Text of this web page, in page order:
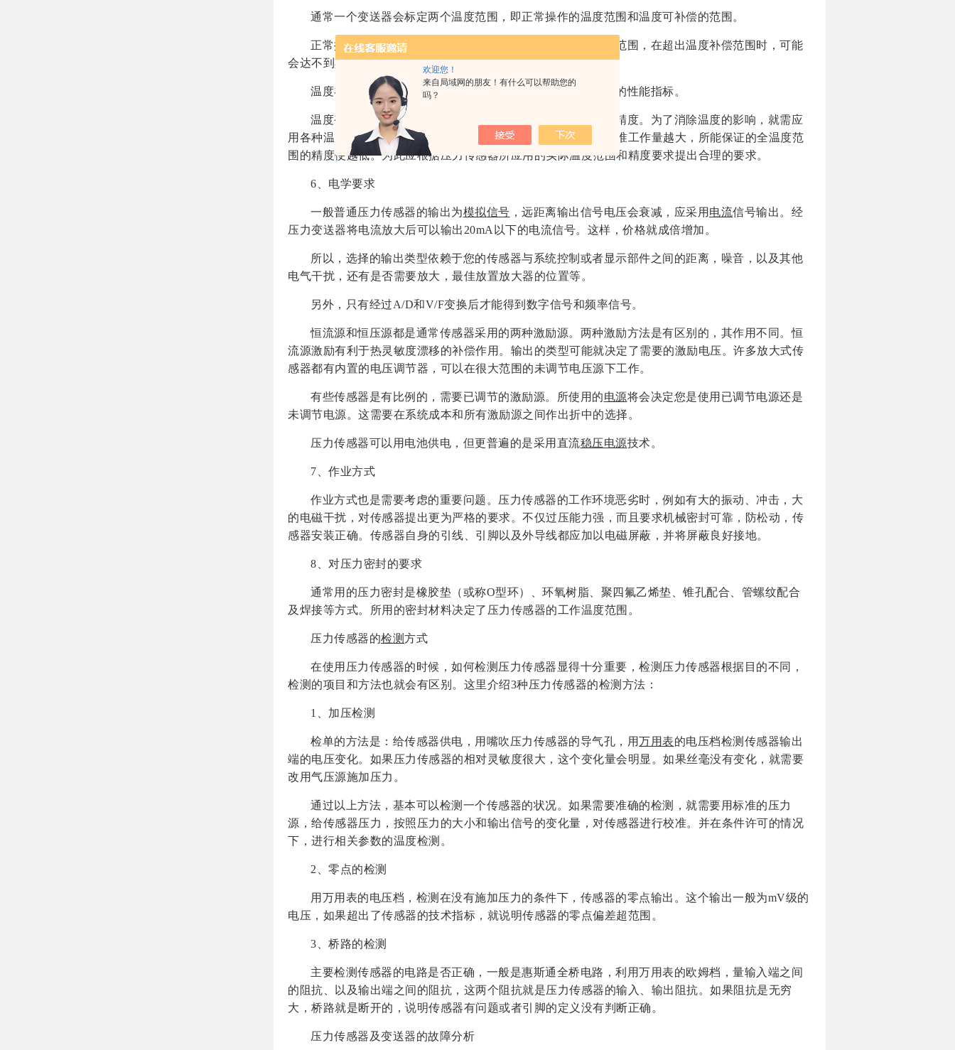
欢迎您！
来自局域网的朋友！有什么可以帮助您的
吗？
通常一个变送器会标定两个温度范围，即正常操作的温度范围和温度可补偿的范围。
正常操作温度范围：指产品在工作状态下不被破坏时的温度范围，在超出温度补偿范围时，可能
会达不到其应用的性能指标。
温度补偿范围：在这个范围内工作，产品肯定会达到其应有的性能指标。
温度变化影响着零点漂移和满量程输出，影响压力传感器的精度。为了消除温度的影响，就需应
用各种温度补偿技术。温度范围越宽，补偿技术难度越大，且校准工作量越大，所能保证的全温度范
围的精度便越低。为此应根据压力传感器所应用的实际温度范围和精度要求提出合理的要求。
6、电学要求
一般普通压力传感器的输出为模拟信号 ，远距离输出信号电压会衰减，应采用 电流信号输出。经
压力变送器将电流放大后可以输出20mA以下的电流信号。这样，价格就成倍增加。
所以，选择的输出类型依赖于您的传感器与系统控制或者显示部件之间的距离，噪音，以及其他
电气干扰，还有是否需要放大，最佳放置放大器的位置等。
另外，只有经过A/D和V/F变换后才能得到数字信号和频率信号。
恒流源和恒压源都是通常传感器采用的两种激励源。两种激励方法是有区别的，其作用不同。恒
流源激励有利于热灵敏度漂移的补偿作用。输出的类型可能就决定了需要的激励电压。许多放大式传
感器都有内置的电压调节器，可以在很大范围的未调节电压源下工作。
有些传感器是有比例的，需要已调节的激励源。所使用的电源将会决定您是使用已调节电源还是
未调节电源。这需要在系统成本和所有激励源之间作出折中的选择。
压力传感器可以用电池供电，但更普遍的是采用直流稳压电源技术。
7、作业方式
作业方式也是需要考虑的重要问题。压力传感器的工作环境恶劣时，例如有大的振动、冲击，大
的电磁干扰，对传感器提出更为严格的要求。不仅过压能力强，而且要求机械密封可靠，防松动，传
感器安装正确。传感器自身的引线、引脚以及外导线都应加以电磁屏蔽，并将屏蔽良好接地。
8、对压力密封的要求
通常用的压力密封是橡胶垫（或称O型环）、环氧树脂、聚四氟乙烯垫、锥孔配合、管螺纹配合
及焊接等方式。所用的密封材料决定了压力传感器的工作温度范围。
压力传感器的检测方式
在使用压力传感器的时候，如何检测压力传感器显得十分重要，检测压力传感器根据目的不同，
检测的项目和方法也就会有区别。这里介绍3种压力传感器的检测方法：
1、加压检测
检单的方法是：给传感器供电，用嘴吹压力传感器的导气孔，用万用表的电压档检测传感器输出
端的电压变化。如果压力传感器的相对灵敏度很大，这个变化量会明显。如果丝毫没有变化，就需要
改用气压源施加压力。
通过以上方法，基本可以检测一个传感器的状况。如果需要准确的检测，就需要用标准的压力
源，给传感器压力，按照压力的大小和输出信号的变化量，对传感器进行校准。并在条件许可的情况
下，进行相关参数的温度检测。
2、零点的检测
用万用表的电压档，检测在没有施加压力的条件下，传感器的零点输出。这个输出一般为mV级的
电压，如果超出了传感器的技术指标，就说明传感器的零点偏差超范围。
3、桥路的检测
主要检测传感器的电路是否正确，一般是惠斯通全桥电路，利用万用表的欧姆档，量输入端之间
的阻抗、以及输出端之间的阻抗，这两个阻抗就是压力传感器的输入、输出阻抗。如果阻抗是无穷
大，桥路就是断开的，说明传感器有问题或者引脚的定义没有判断正确。
压力传感器及变送器的故障分析